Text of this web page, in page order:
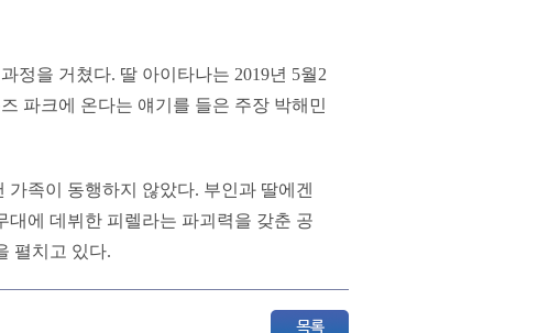
정을 거쳤다. 딸 아이타나는 2019년 5월2
파크에 온다는 얘기를 들은 주장 박해민
족이 동행하지 않았다. 부인과 딸에겐
대에 데뷔한 피렐라는 파괴력을 갖춘 공
펼치고 있다.